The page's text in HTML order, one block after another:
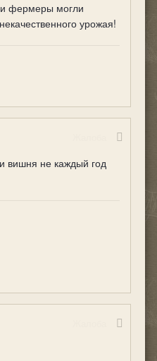
фермеры могли
урожая!
вишня не каждый год